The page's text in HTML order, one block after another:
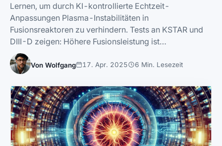
Lernen, um durch KI-kontrollierte Echtzeit-
Anpassungen Plasma-Instabilitäten in
Fusionsreaktoren zu verhindern. Tests an KSTAR und
DIII-D zeigen: Höhere Fusionsleistung ist…
Von Wolfgang 17. Apr. 2025 6 Min. Lesezeit